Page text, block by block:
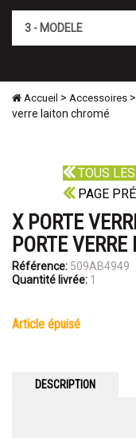
Accueil > Accessoires
verre laiton chromé
TOUS
PAGE
X PORTE
PORTE
Référence: 509AB4949
Quantité livrée: 1
article épuisé
DESCRIPTION